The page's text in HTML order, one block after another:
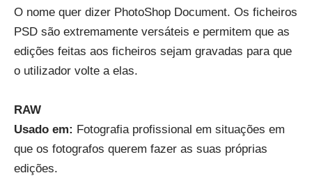
O nome quer dizer PhotoShop Document. Os ficheiros
PSD são extremamente versáteis e permitem que as
edições feitas aos ficheiros sejam gravadas para que
o utilizador volte a elas.
RAW
Usado em: Fotografia profissional em situações em
que os fotografos querem fazer as suas próprias
edições.